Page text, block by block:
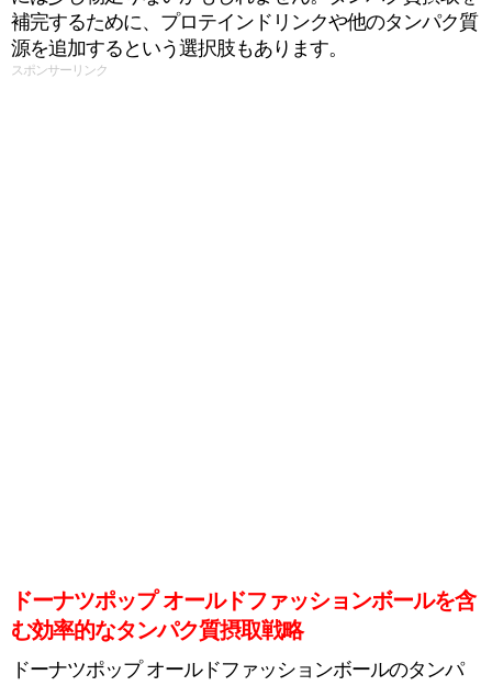
補完するために、プロテインドリンクや他のタンパク質
源を追加するという選択肢もあります。
スポンサーリンク
ドーナツポップ オールドファッションボールを含
む効率的なタンパク質摂取戦略
ドーナツポップ オールドファッションボールのタンパ